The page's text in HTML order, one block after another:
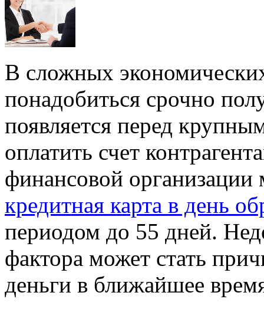
В сложных
понадобиться срочно
появляется перед
оплатить счет
финансовой
кредитная карта в день
периодом до 55 дней.
фактора может стать
деньги в ближайшее